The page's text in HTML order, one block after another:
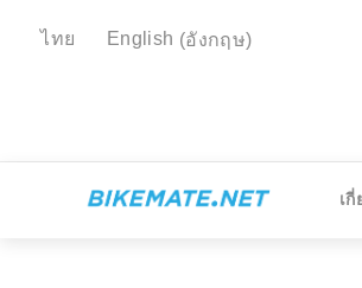
ไทย English (อังกฤษ)
เ